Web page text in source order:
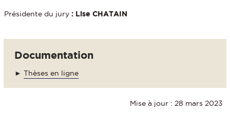
Présidente du jury : Lise CHATAIN
Documentation
► Thèses en ligne
Mise à jour : 28 mars 2023